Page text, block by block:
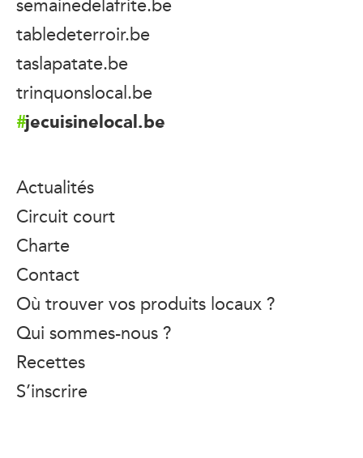
tabledeterroir.be
taslapatate.be
trinquonslocal.be
jecuisinelocal.be
Actualités
Circuit court
Charte
Contact
Où trouver vos produits locaux ?
Qui sommes-nous ?
Recettes
S’inscrire